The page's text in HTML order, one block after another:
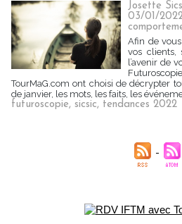
Josette
03/01/
Afin de
vos
l’avenir de
TourMaG.com ont choisi de décrypter
de janvier, les mots, les faits, les
futuroscopie, sicsic, tendances 2022